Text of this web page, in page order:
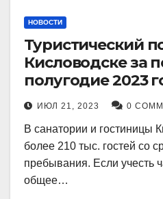
НОВОСТИ
Туристический
Кисловодске за
полугодие 2023
рекордный рост в
ИЮЛ 21, 2023 0
В санатории и гостиницы
более 210 тыс. гостей со
пребывания. Если учесть
общее…